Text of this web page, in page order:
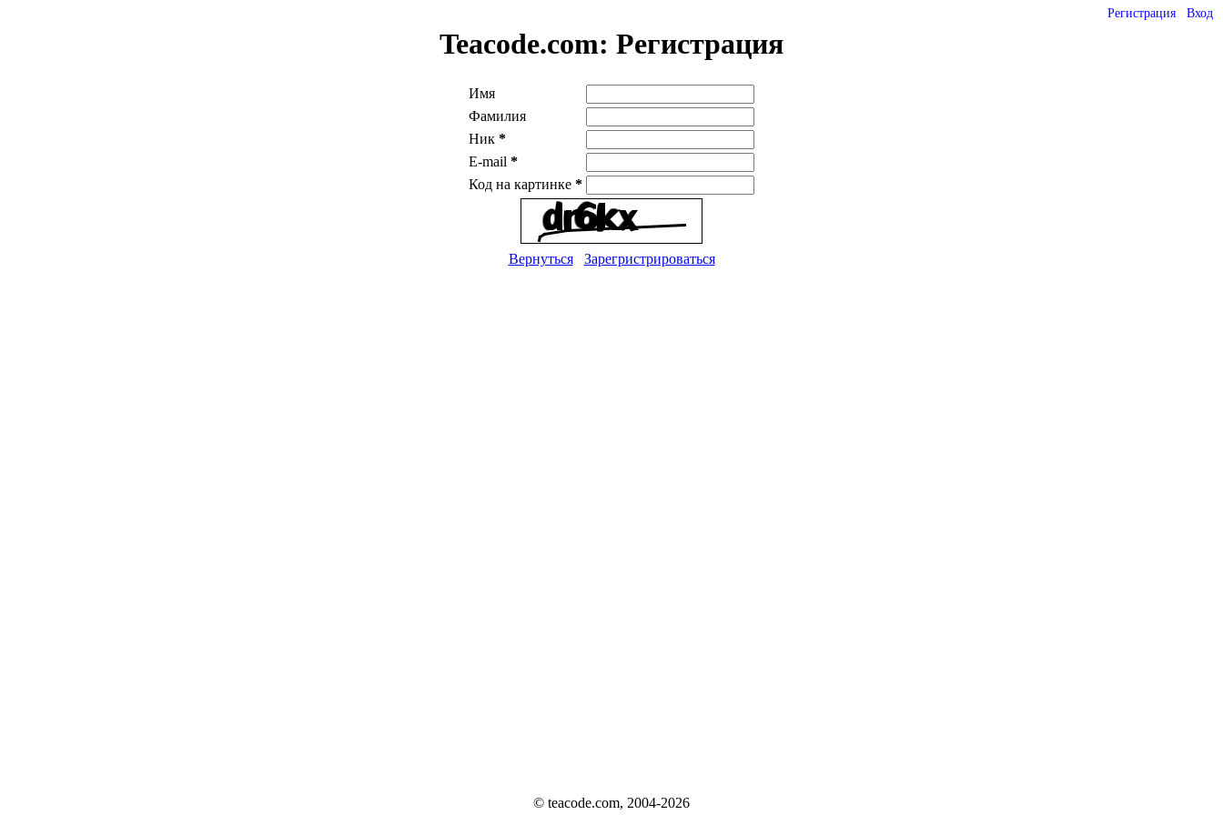
Регистрация Вход
Teacode.com: Регистрация
Имя
Фамилия
Ник *
E-mail *
Код на картинке *
Вернуться Зарегристрироваться
© teacode.com, 2004-2026